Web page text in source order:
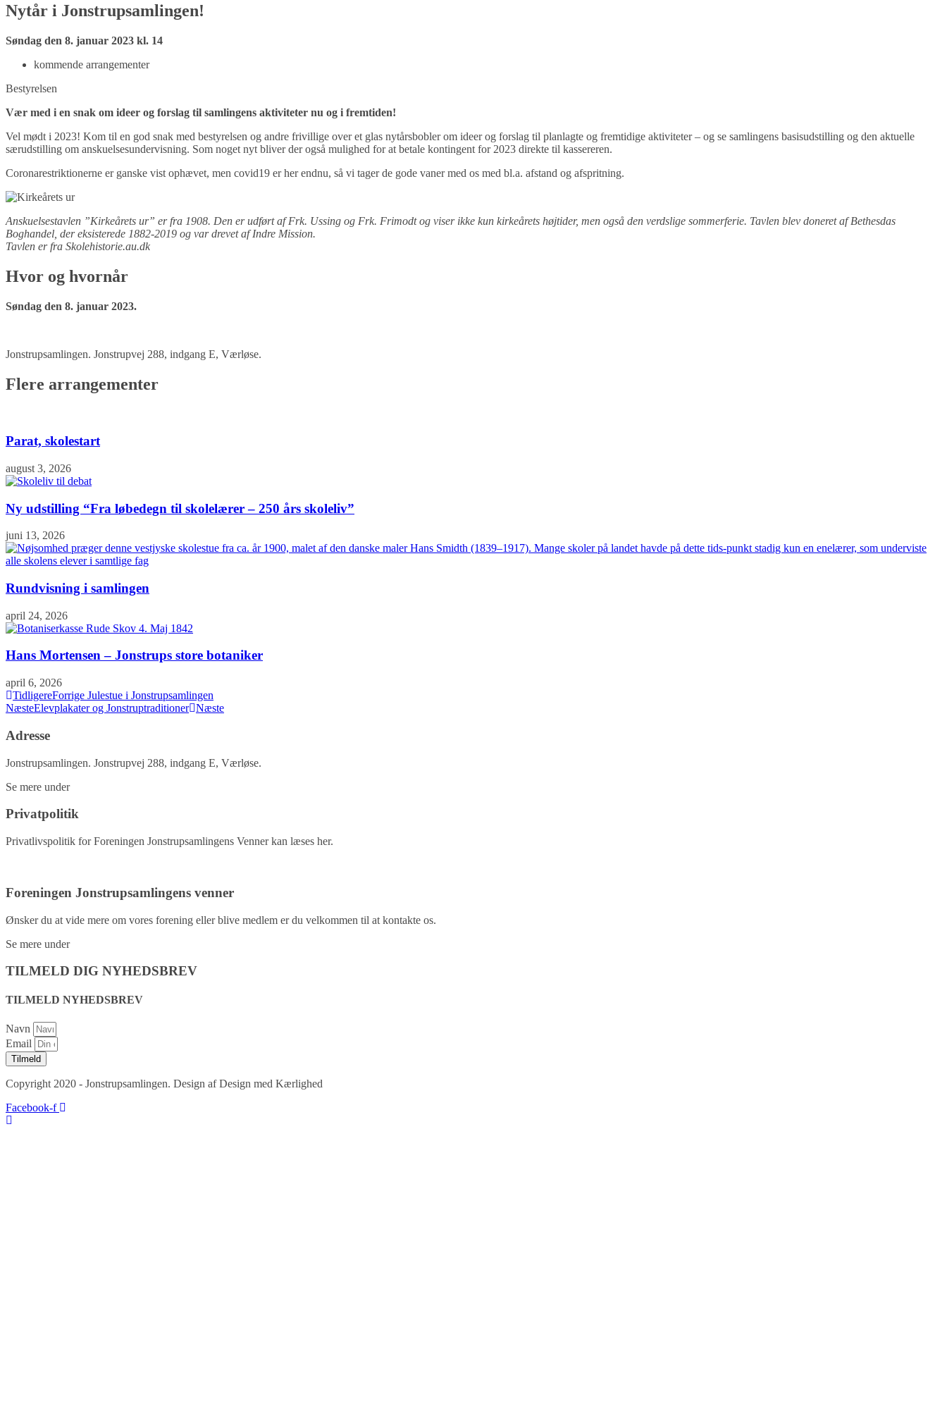
Nytår i Jonstrupsamlingen!
Søndag den 8. januar 2023 kl. 14
kommende arrangementer
Bestyrelsen
Vær med i en snak om ideer og forslag til samlingens aktiviteter nu og i fremtiden!
Vel mødt i 2023! Kom til en god snak med bestyrelsen og andre frivillige over et glas nytårsbobler om ideer og forslag til planlagte og fremtidige aktiviteter – og se samlingens basisudstilling og den aktuelle
særudstilling om anskuelsesundervisning. Som noget nyt bliver der også mulighed for at betale kontingent for 2023 direkte til kassereren.
Coronarestriktionerne er ganske vist ophævet, men covid19 er her endnu, så vi tager de gode vaner med os med bl.a. afstand og afspritning.
Anskuelsestavlen ”Kirkeårets ur” er fra 1908. Den er udført af Frk. Ussing og Frk. Frimodt og viser ikke kun kirkeårets højtider, men også den verdslige sommerferie. Tavlen blev doneret af Bethesdas
Boghandel, der eksisterede 1882-2019 og var drevet af Indre Mission.
Tavlen er fra Skolehistorie.au.dk
Hvor og hvornår
Søndag den 8. januar 2023.
Jonstrupsamlingen. Jonstrupvej 288, indgang E, Værløse.
Flere arrangementer
Parat, skolestart
august 3, 2026
Ny udstilling “Fra løbedegn til skolelærer – 250 års skoleliv”
juni 13, 2026
Rundvisning i samlingen
april 24, 2026
Hans Mortensen – Jonstrups store botaniker
april 6, 2026
TidligereForrige Julestue i Jonstrupsamlingen
NæsteElevplakater og Jonstruptraditioner Næste
Adresse
Jonstrupsamlingen. Jonstrupvej 288, indgang E, Værløse.
Se mere under
Privatpolitik
Privatlivspolitik for Foreningen Jonstrupsamlingens Venner kan læses her.
Foreningen Jonstrupsamlingens venner
Ønsker du at vide mere om vores forening eller blive medlem er du velkommen til at kontakte os.
Se mere under
TILMELD DIG NYHEDSBREV
TILMELD NYHEDSBREV
Navn
Email
Tilmeld
Copyright 2020 - Jonstrupsamlingen. Design af Design med Kærlighed
Facebook-f